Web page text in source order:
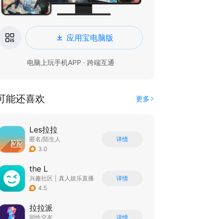
应用宝电脑版
电脑上玩手机APP · 跨端互通
能还喜欢 更多
Les拉拉
匿名/陌生人
3.0
详情
the L
兴趣社区
真人娱乐直播
4.5
详情
拉拉派
同性交友 详情